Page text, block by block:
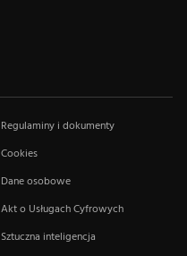
Regulaminy i dokumenty
Cookies
Dane osobowe
Akt o Usługach Cyfrowych
Sztuczna inteligencja